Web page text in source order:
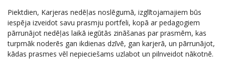
Piektdien, Karjeras nedēļas noslēgumā, izglītojamajiem būs
iespēja izveidot savu prasmju portfeli, kopā ar pedagogiem
pārrunājot nedēļas laikā iegūtās zināšanas par prasmēm, kas
turpmāk noderēs gan ikdienas dzīvē, gan karjerā, un pārrunājot,
kādas prasmes vēl nepieciešams uzlabot un pilnveidot nākotnē.